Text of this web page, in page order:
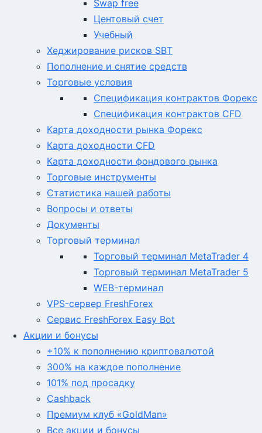
Swap free
Центовый счет
Учебный
Хеджирование рисков SBT
Пополнение и снятие средств
Торговые условия
Спецификация контрактов Форекс
Спецификация контрактов CFD
Карта доходности рынка Форекс
Карта доходности CFD
Карта доходности фондового рынка
Торговые инструменты
Статистика нашей работы
Вопросы и ответы
Документы
Торговый терминал
Торговый терминал MetaTrader 4
Торговый терминал MetaTrader 5
WEB-терминал
VPS-сервер FreshForex
Сервис FreshForex Easy Bot
Акции и бонусы
+10% к пополнению криптовалютой
300% на каждое пополнение
101% под просадку
Cashback
Премиум клуб «GoldMan»
Все акции и бонусы